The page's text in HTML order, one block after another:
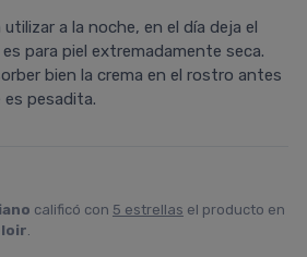
a la noche, en el día deja el
para piel extremadamente seca.
bien la crema en el rostro antes
es pesadita.
calificó con 5 estrellas el producto en
.